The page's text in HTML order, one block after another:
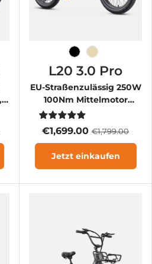
Schwarz
Sekt
L20 3.0 Pro
EU-Straßenzulässig 250W
100Nm Mittelmotor
Vollgefedertes Kompakt
EBike
€1,699.00 €1,799.00
Jetzt einkaufen